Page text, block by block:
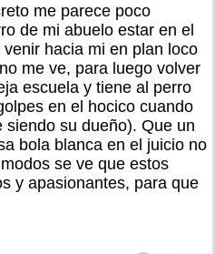
me parece poco
de mi abuelo estar en el
hacia mi en plan loco
me ve, para luego volver
escuela y tiene al perro
en el hocico cuando
su dueño). Que un
bola blanca en el juicio no
se ve que estos
y apasionantes, para que